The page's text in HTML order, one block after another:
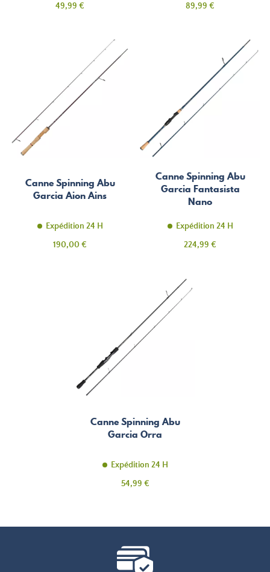
Prix
49,99 €
Prix
89,99 €
Canne Spinning Abu
Garcia Aion Ains
Expédition 24 H
Prix
190,00 €
Canne Spinning Abu
Garcia Fantasista
Nano
Expédition 24 H
Prix
224,99 €
Canne Spinning Abu
Garcia Orra
Expédition 24 H
Prix
54,99 €